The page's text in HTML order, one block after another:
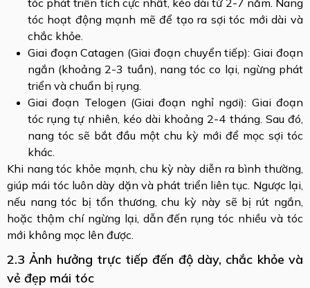
tóc hoạt động mạnh mẽ để tạo ra sợi tóc mới dài và
chắc khỏe.
Giai đoạn Catagen (Giai đoạn chuyển tiếp): Giai đoạn
ngắn (khoảng 2-3 tuần), nang tóc co lại, ngừng phát
triển và chuẩn bị rụng.
Giai đoạn Telogen (Giai đoạn nghỉ ngơi): Giai đoạn
tóc rụng tự nhiên, kéo dài khoảng 2-4 tháng. Sau đó,
nang tóc sẽ bắt đầu một chu kỳ mới để mọc sợi tóc
khác.
Khi nang tóc khỏe mạnh, chu kỳ này diễn ra bình thường,
giúp mái tóc luôn dày dặn và phát triển liên tục. Ngược lại,
nếu nang tóc bị tổn thương, chu kỳ này sẽ bị rút ngắn,
hoặc thậm chí ngừng lại, dẫn đến rụng tóc nhiều và tóc
mới không mọc lên được.
2.3 Ảnh hưởng trực tiếp đến độ dày, chắc khỏe và
vẻ đẹp mái tóc